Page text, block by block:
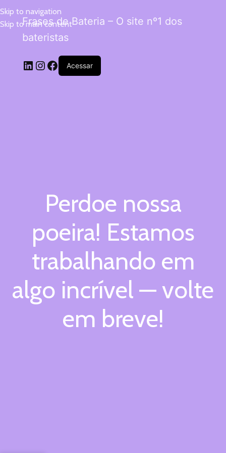
Skip to navigation
Skip to main content
Frases de Bateria – O site nº1 dos
bateristas
Acessar
Perdoe nossa
poeira! Estamos
trabalhando em
algo incrível — volte
em breve!